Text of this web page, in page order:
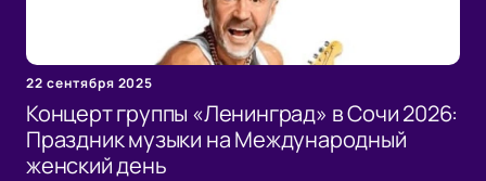
22 сентября 2025
Концерт группы «Ленинград» в Сочи 2026:
Праздник музыки на Международный
женский день